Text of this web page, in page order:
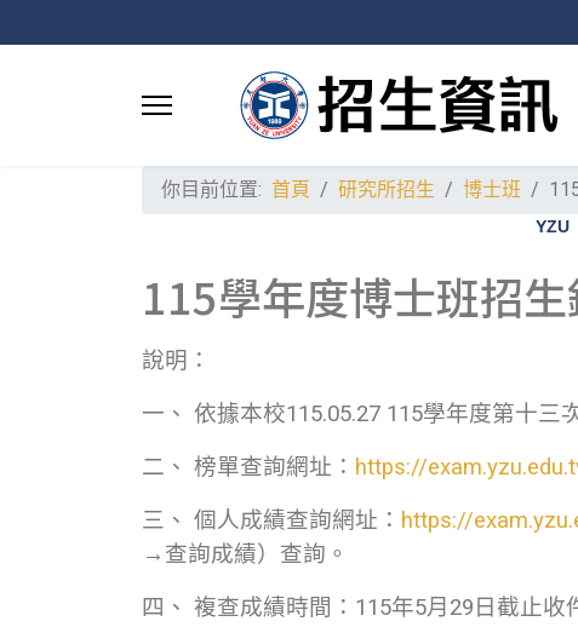
YZU
你目前位置: 首頁 研究所招生 博士班
115學年度博士班招
說明：
一、 依據本校115.05.27 115學年度第十
二、 榜單查詢網址： https://
三、 個人成績查詢網址： https://
→查詢成績）查詢。
四、 複查成績時間：115年5月29日截止